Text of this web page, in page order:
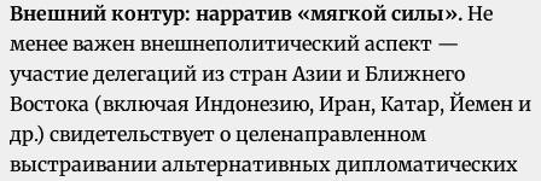
Внешний контур: нарратив «мягкой силы». Не
менее важен внешнеполитический аспект —
участие делегаций из стран Азии и Ближнего
Востока (включая Индонезию, Иран, Катар, Йемен и
др.) свидетельствует о целенаправленном
выстраивании альтернативных дипломатических